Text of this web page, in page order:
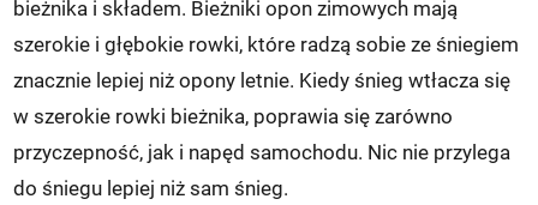
bieżnika i składem. Bieżniki opon zimowych mają
szerokie i głębokie rowki, które radzą sobie ze śniegiem
znacznie lepiej niż opony letnie. Kiedy śnieg wtłacza się
w szerokie rowki bieżnika, poprawia się zarówno
przyczepność, jak i napęd samochodu. Nic nie przylega
do śniegu lepiej niż sam śnieg.